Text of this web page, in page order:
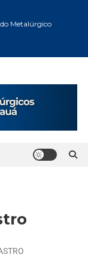
Metalúrgico
André